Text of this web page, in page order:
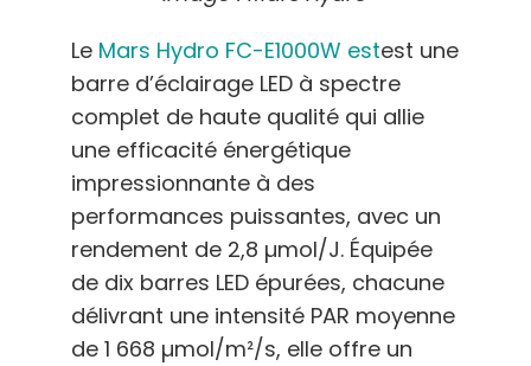
Le Mars Hydro FC-E1000W estest une
barre d’éclairage LED à spectre
complet de haute qualité qui allie
une efficacité énergétique
impressionnante à des
performances puissantes, avec un
rendement de 2,8 µmol/J. Équipée
de dix barres LED épurées, chacune
délivrant une intensité PAR moyenne
de 1 668 µmol/m²/s, elle offre un